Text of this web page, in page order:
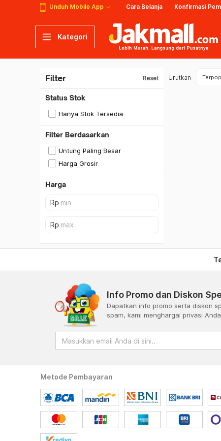
Unduh Mobile App Cara Belanja Konfirmasi
Kategori
Filter Reset
Status Stok
Hanya Stok Tersedia
Filter Berdasarkan
Untung Paling Besar
Harga Grosir
Harga
Urutkan
Info Promo dan Diskon
Dapatkan info promo serta diskon
spam, kami menghargai privasi Anda
Metode Pembayaran